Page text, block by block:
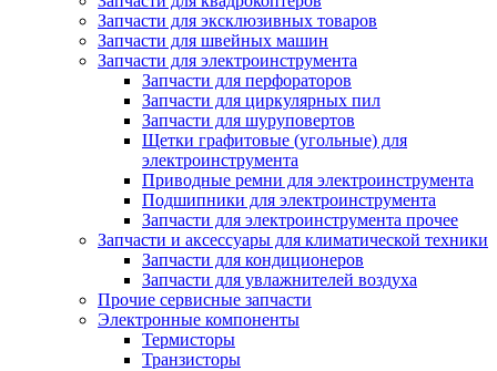
Запчасти для эксклюзивных товаров
Запчасти для швейных машин
Запчасти для электроинструмента
Запчасти для перфораторов
Запчасти для циркулярных пил
Запчасти для шуруповертов
Щетки графитовые (угольные) для
электроинструмента
Приводные ремни для электроинструмента
Подшипники для электроинструмента
Запчасти для электроинструмента прочее
Запчасти и аксессуары для климатической техники
Запчасти для кондиционеров
Запчасти для увлажнителей воздуха
Прочие сервисные запчасти
Электронные компоненты
Термисторы
Транзисторы